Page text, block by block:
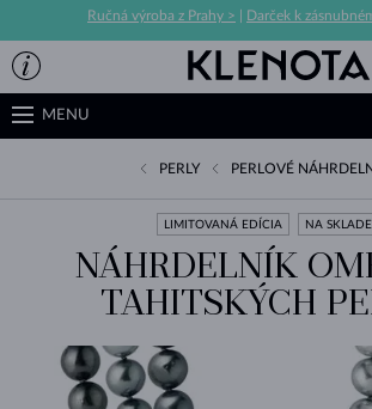
Ručná výroba z Prahy > Darček k
MENU
PERLY PERLOVÉ
LIMITOVANÁ EDÍCIA NA SKLADE
NÁHRDELNÍK
TAHITSKÝCH